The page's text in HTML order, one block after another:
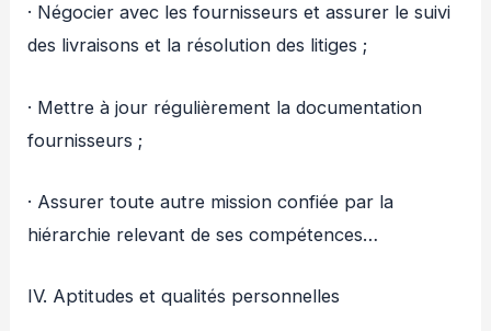
· Négocier avec les fournisseurs et assurer le suivi
des livraisons et la résolution des litiges ;
· Mettre à jour régulièrement la documentation
fournisseurs ;
· Assurer toute autre mission confiée par la
hiérarchie relevant de ses compétences…
IV. Aptitudes et qualités personnelles